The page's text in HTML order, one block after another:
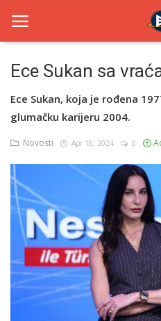
Home
Filmovi
Glumci
Contact
Login
Register
Ece Sukan sa
Ece Sukan, koja je rođena
glumačku karijeru 2004.
Novosti Apr 16, 2024 0